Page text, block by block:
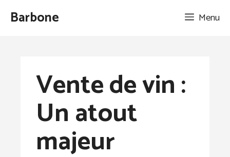
AllerBarbone Menu
Vente de vin :
Un atout
majeur